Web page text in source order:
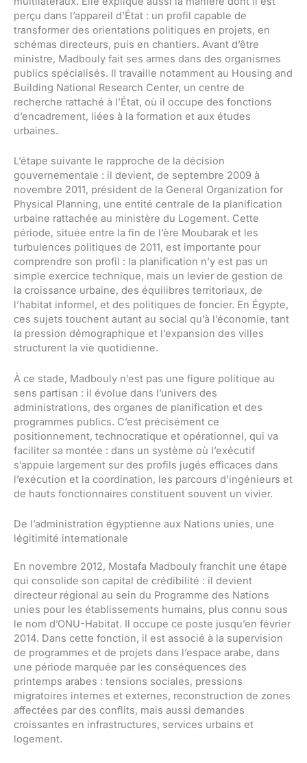
perçu dans l’appareil d’État : un profil capable de
transformer des orientations politiques en projets, en
schémas directeurs, puis en chantiers. Avant d’être
ministre, Madbouly fait ses armes dans des organismes
publics spécialisés. Il travaille notamment au Housing and
Building National Research Center, un centre de
recherche rattaché à l’État, où il occupe des fonctions
d’encadrement, liées à la formation et aux études
urbaines.
L’étape suivante le rapproche de la décision
gouvernementale : il devient, de septembre 2009 à
novembre 2011, président de la General Organization for
Physical Planning, une entité centrale de la planification
urbaine rattachée au ministère du Logement. Cette
période, située entre la fin de l’ère Moubarak et les
turbulences politiques de 2011, est importante pour
comprendre son profil : la planification n’y est pas un
simple exercice technique, mais un levier de gestion de
la croissance urbaine, des équilibres territoriaux, de
l’habitat informel, et des politiques de foncier. En Égypte,
ces sujets touchent autant au social qu’à l’économie, tant
la pression démographique et l’expansion des villes
structurent la vie quotidienne.
À ce stade, Madbouly n’est pas une figure politique au
sens partisan : il évolue dans l’univers des
administrations, des organes de planification et des
programmes publics. C’est précisément ce
positionnement, technocratique et opérationnel, qui va
faciliter sa montée : dans un système où l’exécutif
s’appuie largement sur des profils jugés efficaces dans
l’exécution et la coordination, les parcours d’ingénieurs et
de hauts fonctionnaires constituent souvent un vivier.
De l’administration égyptienne aux Nations unies, une
légitimité internationale
En novembre 2012, Mostafa Madbouly franchit une étape
qui consolide son capital de crédibilité : il devient
directeur régional au sein du Programme des Nations
unies pour les établissements humains, plus connu sous
le nom d’ONU-Habitat. Il occupe ce poste jusqu’en février
2014. Dans cette fonction, il est associé à la supervision
de programmes et de projets dans l’espace arabe, dans
une période marquée par les conséquences des
printemps arabes : tensions sociales, pressions
migratoires internes et externes, reconstruction de zones
affectées par des conflits, mais aussi demandes
croissantes en infrastructures, services urbains et
logement.